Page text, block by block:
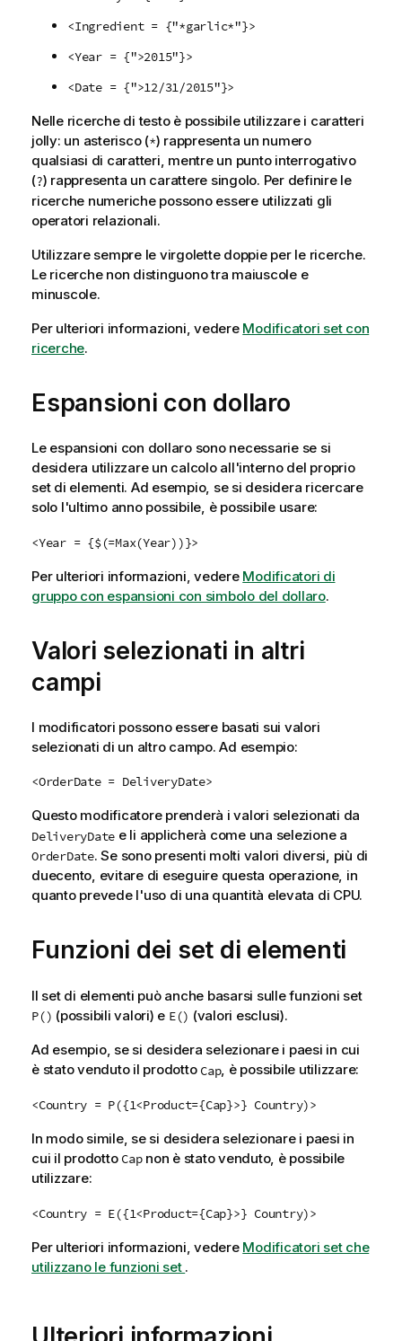
<Ingredient = {"*garlic*"}>
<Year = {">2015"}>
<Date = {">12/31/2015"}>
Nelle ricerche di testo è possibile utilizzare i caratteri
jolly: un asterisco (*) rappresenta un numero
qualsiasi di caratteri, mentre un punto interrogativo
(?) rappresenta un carattere singolo. Per definire le
ricerche numeriche possono essere utilizzati gli
operatori relazionali.
Utilizzare sempre le virgolette doppie per le ricerche.
Le ricerche non distinguono tra maiuscole e
minuscole.
Per ulteriori informazioni, vedere Modificatori set con
ricerche.
Espansioni con dollaro
Le espansioni con dollaro sono necessarie se si
desidera utilizzare un calcolo all'interno del proprio
set di elementi. Ad esempio, se si desidera ricercare
solo l'ultimo anno possibile, è possibile usare:
<Year = {$(=Max(Year))}>
Per ulteriori informazioni, vedere Modificatori di
gruppo con espansioni con simbolo del dollaro.
Valori selezionati in altri
campi
I modificatori possono essere basati sui valori
selezionati di un altro campo. Ad esempio:
<OrderDate = DeliveryDate>
Questo modificatore prenderà i valori selezionati da
DeliveryDate e li applicherà come una selezione a
OrderDate. Se sono presenti molti valori diversi, più di
duecento, evitare di eseguire questa operazione, in
quanto prevede l'uso di una quantità elevata di CPU.
Funzioni dei set di elementi
Il set di elementi può anche basarsi sulle funzioni set
P() (possibili valori) e E() (valori esclusi).
Ad esempio, se si desidera selezionare i paesi in cui
è stato venduto il prodotto Cap, è possibile utilizzare:
<Country = P({1<Product={Cap}>} Country)>
In modo simile, se si desidera selezionare i paesi in
cui il prodotto Capnon è stato venduto, è possibile
utilizzare:
<Country = E({1<Product={Cap}>} Country)>
Per ulteriori informazioni, vedere Modificatori set che
utilizzano le funzioni set .